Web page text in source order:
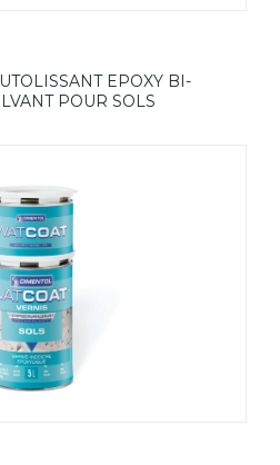
EPOXY BI-
POUR SOLS